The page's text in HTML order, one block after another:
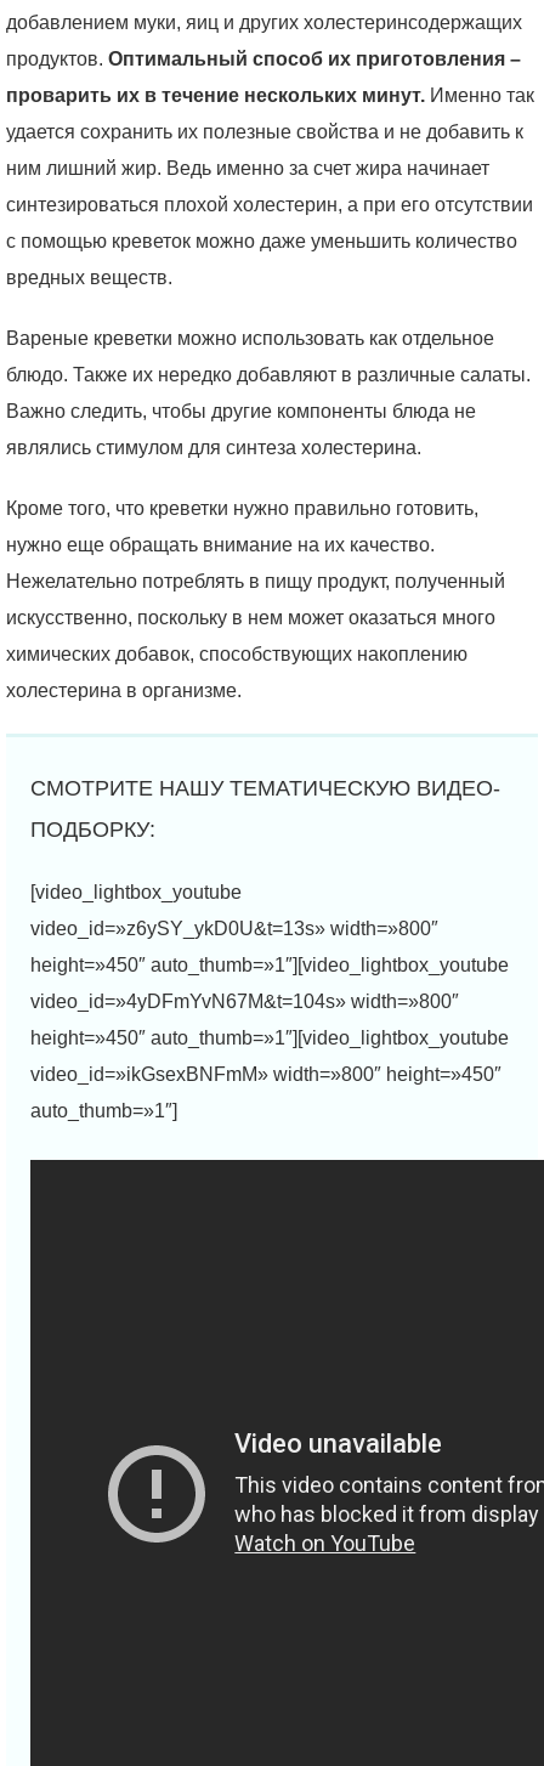
добавлением муки, яиц и других холестеринсодержащих
продуктов. Оптимальный способ их приготовления –
проварить их в течение нескольких минут. Именно так
удается сохранить их полезные свойства и не добавить к
ним лишний жир. Ведь именно за счет жира начинает
синтезироваться плохой холестерин, а при его отсутствии
с помощью креветок можно даже уменьшить количество
вредных веществ.
Вареные креветки можно использовать как отдельное
блюдо. Также их нередко добавляют в различные салаты.
Важно следить, чтобы другие компоненты блюда не
являлись стимулом для синтеза холестерина.
Кроме того, что креветки нужно правильно готовить,
нужно еще обращать внимание на их качество.
Нежелательно потреблять в пищу продукт, полученный
искусственно, поскольку в нем может оказаться много
химических добавок, способствующих накоплению
холестерина в организме.
[video_lightbox_youtube
video_id=»z6ySY_ykD0U&t=13s» width=»800″
height=»450″ auto_thumb=»1″][video_lightbox_youtube
video_id=»4yDFmYvN67M&t=104s» width=»800″
height=»450″ auto_thumb=»1″][video_lightbox_youtube
video_id=»ikGsexBNFmM» width=»800″ height=»450″
auto_thumb=»1″]